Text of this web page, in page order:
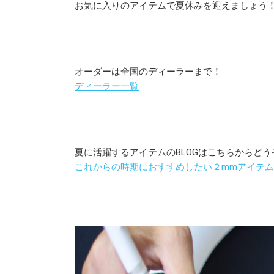
お気に入りのアイテムで夏休みを迎えましょう
オーダーは全国のディーラーまで！
ディーラー一覧
夏に活躍するアイテムのBLOGはこちらからどう
これからの時期におすすめしたい２mmアイテム